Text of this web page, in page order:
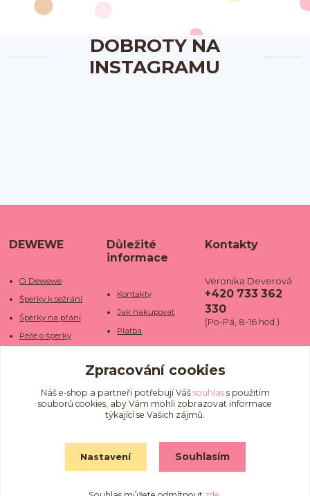
DOBROTY NA
INSTAGRAMU
DEWEWE
O Dewewe
Šperky k sežrání
Šperky na přání
Péče o šperky
Kamenné obchody
Fotogalerie
Důležité
informace
Kontakty
Jak nakupovat
Platba
Doba dodání
Doprava
Obchodní podmínky
Ochrana osobních
Kontakty
Veronika Deverová
+420 733 362
330
(Po-Pá, 8-16 hod.)
we.cz
Zpracování cookies
Náš e-shop a partneři potřebují Váš souhlass použitím
souborů cookies, aby Vám mohli zobrazovat informace
týkající se Vašich zájmů.
Nastavení Souhlasím